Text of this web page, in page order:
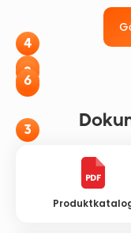
1
2
3
4
5
6